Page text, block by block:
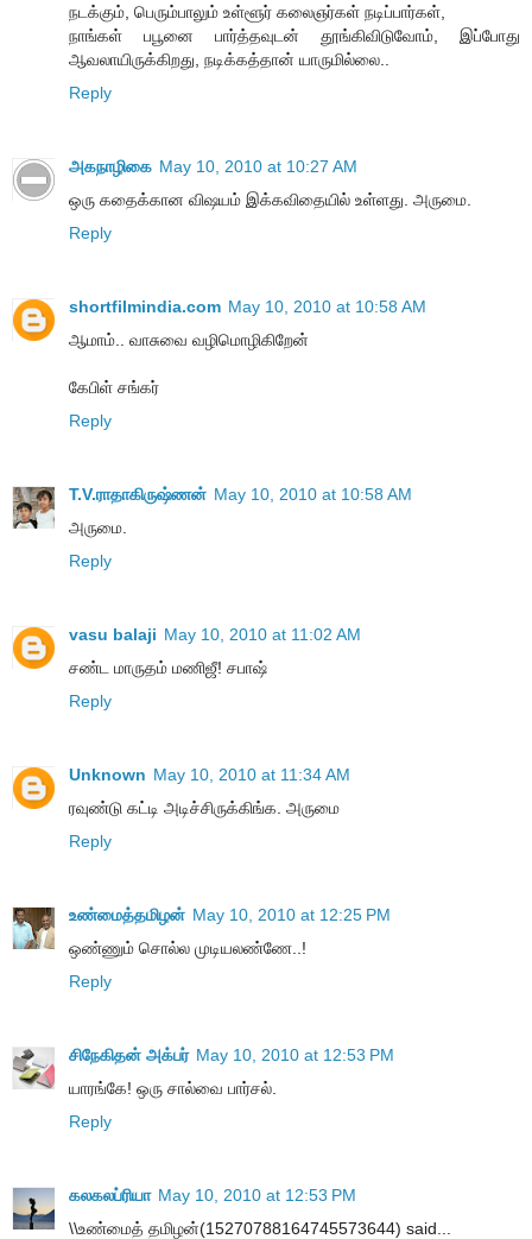
நடக்கும், பெரும்பாலும் உள்ளூர் கலைஞர்கள் நடிப்பார்கள்,
நாங்கள் பபூனை பார்த்தவுடன் தூங்கிவிடுவோம், இப்போது
ஆவலாயிருக்கிறது, நடிக்கத்தான் யாருமில்லை..
Reply
அகநாழிகை May 10, 2010 at 10:27 AM
ஒரு கதைக்கான விஷயம் இக்கவிதையில் உள்ளது. அருமை.
Reply
shortfilmindia.com May 10, 2010 at 10:58 AM
ஆமாம்.. வாசுவை வழிமொழிகிறேன்
கேபிள் சங்கர்
Reply
T.V.ராதாகிருஷ்ணன் May 10, 2010 at 10:58 AM
அருமை.
Reply
vasu balaji May 10, 2010 at 11:02 AM
சண்ட மாருதம் மணிஜீ! சபாஷ்
Reply
Unknown May 10, 2010 at 11:34 AM
ரவுண்டு கட்டி அடிச்சிருக்கிங்க. அருமை
Reply
உண்மைத்தமிழன் May 10, 2010 at 12:25 PM
ஒண்ணும் சொல்ல முடியலண்ணே..!
Reply
சிநேகிதன் அக்பர் May 10, 2010 at 12:53 PM
யாரங்கே! ஒரு சால்வை பார்சல்.
Reply
கலகலப்ரியா May 10, 2010 at 12:53 PM
\\உண்மைத் தமிழன்(15270788164745573644) said...